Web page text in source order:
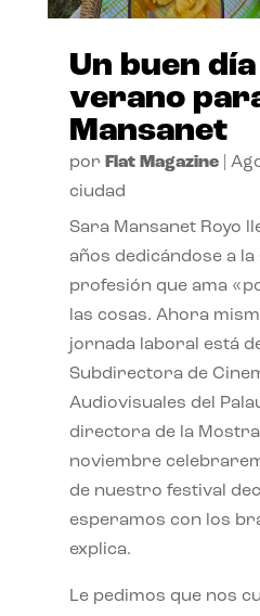
Un buen
verano
Mansanet
por Flat Magazine|
ciudad
Sara Mansanet Royo
años dedicándose a
profesión que ama
las cosas. Ahora
jornada laboral está
Subdirectora de
Audiovisuales del
directora de la Mostra
noviembre
de nuestro festival
esperamos con los
explica.
Le pedimos que nos